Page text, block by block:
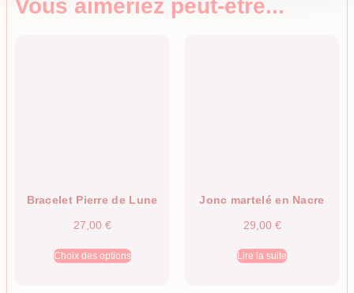
Vous aimeriez peut-être...
Bracelet Pierre de Lune
27,00 €
Choix des options
Jonc martelé en Nacre
29,00 €
Lire la suite